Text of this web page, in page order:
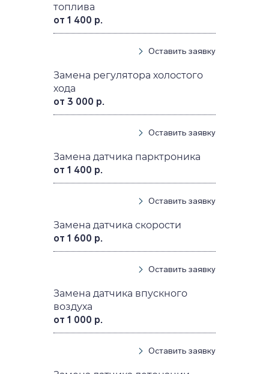
топлива
от 1 400 р.
Оставить заявку
Замена регулятора холостого
хода
от 3 000 р.
Оставить заявку
Замена датчика парктроника
от 1 400 р.
Оставить заявку
Замена датчика скорости
от 1 600 р.
Оставить заявку
Замена датчика впускного
воздуха
от 1 000 р.
Оставить заявку